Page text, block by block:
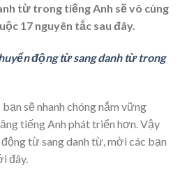
từ trong tiếng Anh sẽ vô cùng
17 nguyên tắc sau đây.
động từ sang danh từ trong
sẽ nhanh chóng nắm vững
tiếng Anh phát triển hơn. Vậy
từ sang danh từ, mời các bạn
đây.